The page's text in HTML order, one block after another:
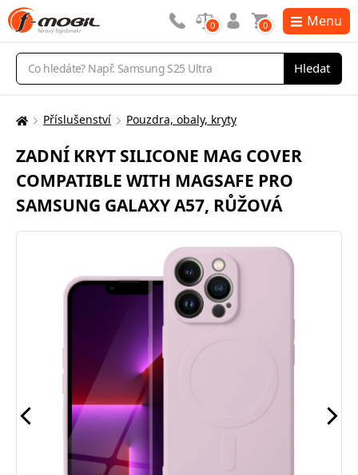
Vyhledávání
Hledat
0 0 Menu
Zde
nacházíte:
Příslušenství Pouzdra, obaly, kryty
ZADNÍ KRYT SILICONE MAG COVER
COMPATIBLE WITH MAGSAFE PRO
SAMSUNG GALAXY A57, RŮŽOVÁ